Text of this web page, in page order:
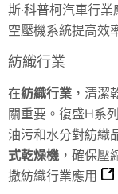
斯·科普柯汽車行業
空壓機系統提高效
紡織行業
在紡織行業 ，清潔
關重要。復盛H系
油污和水分對紡織
式乾燥機 ，確保壓
撒紡織行業應用